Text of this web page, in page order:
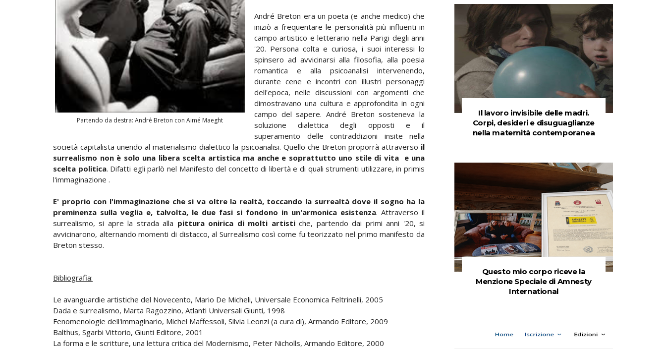
Partendo da destra: André Breton con Aimé Maeght
André Breton era un poeta (e anche medico) che
iniziò a frequentare le personalità più influenti in
campo artistico e letterario nella Parigi degli anni
'20. Persona colta e curiosa, i suoi interessi lo
spinsero ad avvicinarsi alla filosofia, alla poesia
romantica e alla psicoanalisi intervenendo,
durante cene e incontri con illustri personaggi
dell'epoca, nelle discussioni con argomenti che
dimostravano una cultura e approfondita in ogni
campo del sapere. André Breton sosteneva la
soluzione dialettica degli opposti e il
superamento delle contraddizioni insite nella
società capitalista unendo al materialismo dialettico la psicoanalisi. Quello che Breton proporrà attraverso il
surrealismo non è solo una libera scelta artistica ma anche e soprattutto uno stile di vita e una
scelta politica. Difatti egli parlò nel Manifesto del concetto di libertà e di quali strumenti utilizzare, in primis
l'immaginazione .
E' proprio con l'immaginazione che si va oltre la realtà, toccando la surrealtà dove il sogno ha la
preminenza sulla veglia e, talvolta, le due fasi si fondono in un'armonica esistenza. Attraverso il
surrealismo, si apre la strada alla pittura onirica di molti artistiche, partendo dai primi anni '20, si
avvicinarono, alternando momenti di distacco, al Surrealismo così come fu teorizzato nel primo manifesto da
Breton stesso.
Bibliografia:
Le avanguardie artistiche del Novecento, Mario De Micheli, Universale Economica Feltrinelli, 2005
Dada e surrealismo, Marta Ragozzino, Atlanti Universali Giunti, 1998
Fenomenologie dell'immaginario, Michel Maffessoli, Silvia Leonzi (a cura di), Armando Editore, 2009
Balthus, Sgarbi Vittorio, Giunti Editore, 2001
La forma e le scritture, una lettura critica del Modernismo, Peter Nicholls, Armando Editore, 2000
Il lavoro invisibile delle madri.
Corpi, desideri e disuguaglianze
nella maternità contemporanea
Questo mio corpo riceve la
Menzione Speciale di Amnesty
International